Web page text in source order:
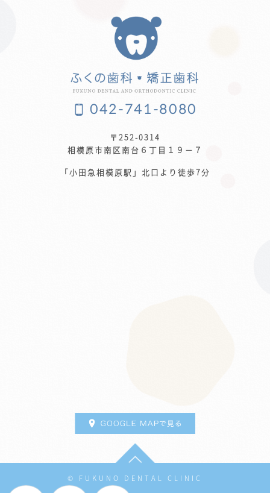
042-741-8080
〒252-0314
相模原市南区南台６丁目１９−７
「小田急相模原駅」北口より徒歩7分
© FUKUNO DENTAL CLINIC